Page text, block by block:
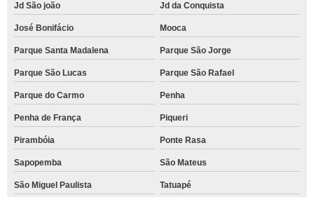
Jd São joão Jd da Conquista
José Bonifácio Mooca
Parque Santa Madalena Parque São Jorge
Parque São Lucas Parque São Rafael
Parque do Carmo Penha
Penha de França Piqueri
Pirambóia Ponte Rasa
Sapopemba São Mateus
São Miguel Paulista Tatuapé